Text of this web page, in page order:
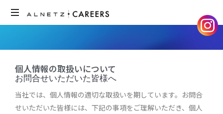
ッ
ツ
採
用
個人情報の取扱いについて
お問合せいただいた皆様へ
当社では、個人情報の適切な取扱いを期しています。お問合
せいただいた皆様には、下記の事項をご理解いただき、個人